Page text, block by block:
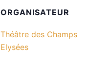
ORGANISATEUR
Théâtre des Champs
Elysées